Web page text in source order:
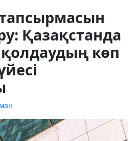
Қазақстанда
қолдаудың көп